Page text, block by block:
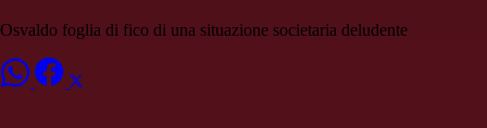
Osvaldo foglia di fico di una situazione societaria deludente